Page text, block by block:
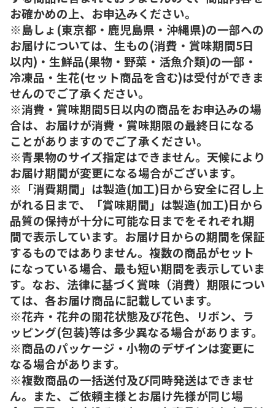
お確かめの上、お申込みください。
※島しょ(東京都・鹿児島県・沖縄県)の一部への
お届けについては、生もの(消費・賞味期間5日
以内)・生鮮品(果物・野菜・活魚介類)の一部・
冷凍品・生花(セット商品を含む)は受付ができま
せんのでご了承ください。
※消費・賞味期間5日以内の商品をお申込みの場
合は、お届けが消費・賞味期限の最終日になる
ことがありますのでご了承ください。
※青果物のサイズ指定はできません。天候により
お届け期間が変更になる場合がございます。
※「消費期間」は製造(加工)日から安全に召し上
がれる日まで、「賞味期間」は製造(加工)日から
品質の保持が十分に可能な日までをそれぞれ期
間で表示しています。お届け日からの期間を保証
するものではありません。複数の商品がセット
になっている場合、最も短い期間を表示していま
す。なお、法律に基づく賞味（消費）期限につい
ては、各お届け商品に記載しています。
※花卉・花弁の開花状態及び花色、リボン、ラ
ッピング(包装)等は多少異なる場合があります。
※商品のパッケージ・小物のデザインは変更に
なる場合があります。
※複数商品の一括送付及び同時発送はできませ
ん。また、ご依頼主様とお届け先様が同じ場